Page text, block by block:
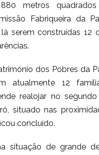
metros
Fabriqueira da
serem construídas 12
dos Pobres da
atualmente 12
realojar no
situado nas
concluído.
situação de grande